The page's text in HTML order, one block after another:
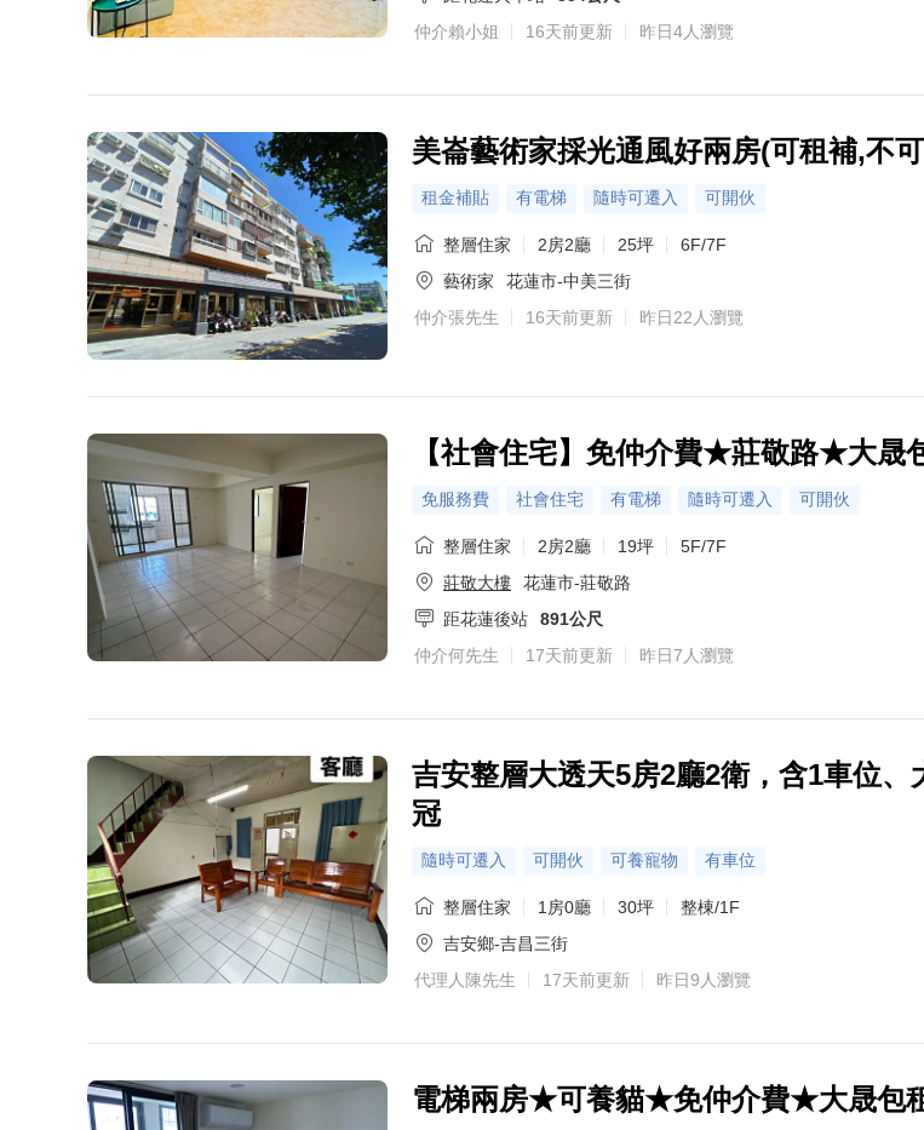
仲介賴小姐
16天前更新 昨日4人瀏覽
美崙藝術家採光通風好兩房(可租補,不
租金補貼 有電梯 隨時可遷入 可開伙
整層住家 2房2廳 25坪
6F/7F
藝術家
花蓮市-中美三街
仲介張先生
16天前更新 昨日22人瀏覽
【社會住宅】免仲介費★莊敬路★大晟
免服務費 社會住宅 有電梯 隨時可遷入 可開伙
整層住家 2房2廳 19坪
5F/7F
莊敬大樓
花蓮市-莊敬路
距花蓮後站
891公尺
仲介何先生
17天前更新 昨日7人瀏覽
吉安整層大透天5房2廳2衛，含1車位、
冠
隨時可遷入 可開伙 可養寵物 有車位
整層住家 1房0廳 30坪
整棟/1F
吉安鄉-吉昌三街
代理人陳先生
17天前更新 昨日9人瀏覽
電梯兩房★可養貓★免仲介費★大晟包